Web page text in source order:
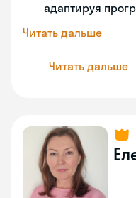
адаптируя
Читать дальше
Читать дальше